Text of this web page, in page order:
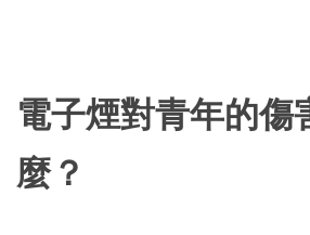
電子煙對青年的傷
麼？